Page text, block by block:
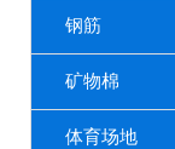
钢筋
矿物棉
体育场地